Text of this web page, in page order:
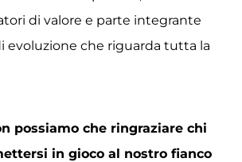
di valore e parte integrante
evoluzione che riguarda tutta la
possiamo che ringraziare chi
in gioco al nostro fianco